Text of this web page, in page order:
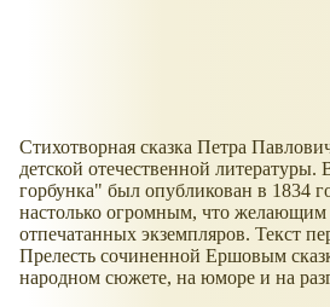
Стихотворная сказка Петра
детской отечественной
горбунка" был опубликован в 1834
настолько огромным, что желающим
отпечатанных экземпляров. Текст
Прелесть сочиненной Ершовым
народном сюжете, на юморе и на